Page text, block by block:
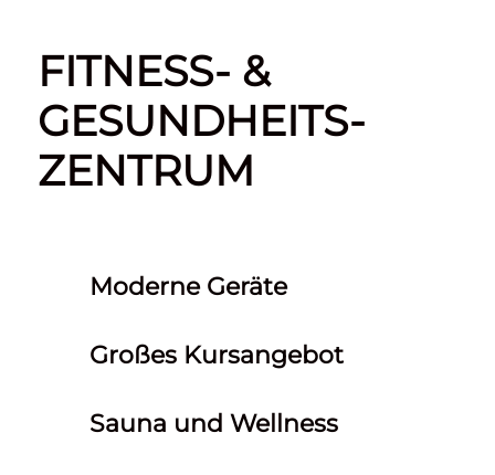
FITNESS- &
GESUNDHEITS-
ZENTRUM
Moderne Geräte
Großes Kursangebot
Sauna und Wellness